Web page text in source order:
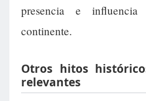
presencia e
continente.
Otros hitos
relevantes